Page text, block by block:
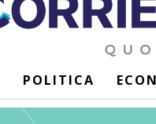
POLITICA